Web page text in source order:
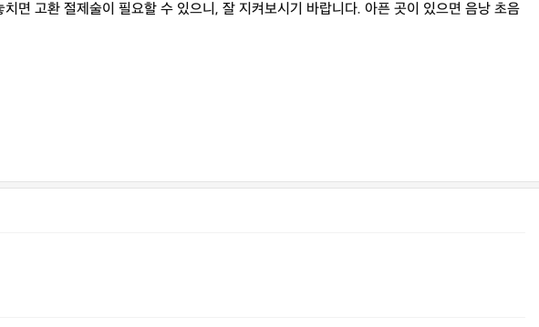
면 고환 절제술이 필요할 수 있으니, 잘 지켜보시기 바랍니다. 아픈 곳이 있으면 음낭 초음